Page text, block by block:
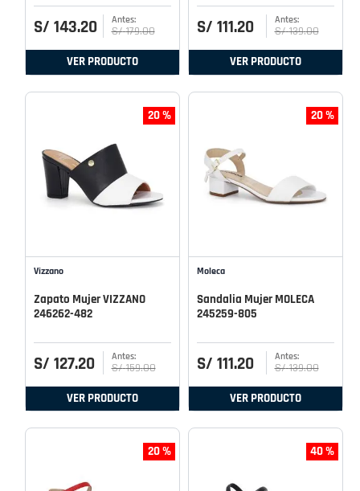
S/ 143.20 S/ 179.00
VER PRODUCTO
S/ 111.20 S/ 139.00
VER PRODUCTO
20 %
Vizzano
Zapato Mujer VIZZANO
246262-482
S/ 127.20 S/ 159.00
VER PRODUCTO
20 %
Moleca
Sandalia Mujer MOLECA
245259-805
S/ 111.20 S/ 139.00
VER PRODUCTO
20 % 40 %